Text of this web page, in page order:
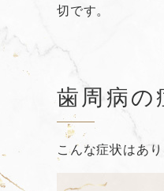
切です。
歯周病の
こんな症状はあ